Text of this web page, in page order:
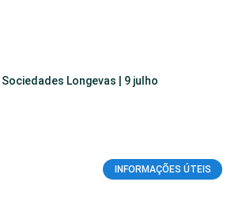
Longevas | 9 julho
INFORMAÇÕES ÚTEIS